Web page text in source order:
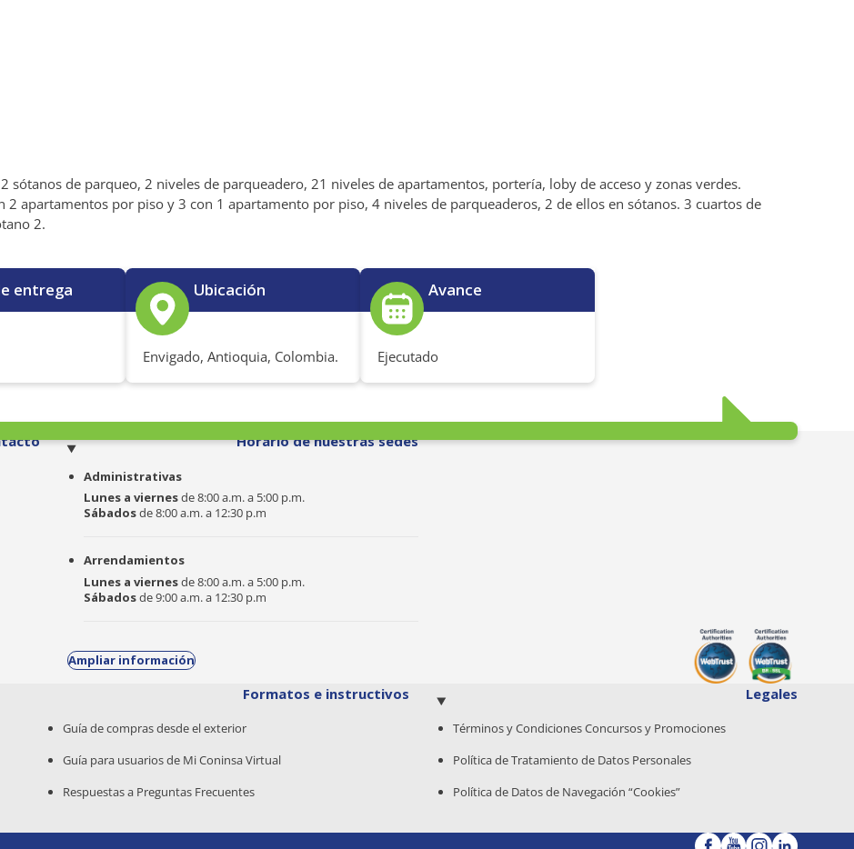
de parqueo, 2 niveles de parqueadero, 21 niveles de apartamentos, portería, loby de acceso y zonas verdes.
apartamentos por piso y 3 con 1 apartamento por piso, 4 niveles de parqueaderos, 2 de ellos en sótanos. 3 cuartos de
2.
entrega Ubicación
Envigado, Antioquia, Colombia.
Avance
Ejecutado
Horario de nuestras sedes
Administrativas
Lunes a viernesde 8:00 a.m. a 5:00 p.m.
Sábadosde 8:00 a.m. a 12:30 p.m
Arrendamientos
Lunes a viernesde 8:00 a.m. a 5:00 p.m.
Sábadosde 9:00 a.m. a 12:30 p.m
Ampliar información
Formatos e instructivos
Guía de compras desde el exterior
Guía para usuarios de Mi Coninsa Virtual
Respuestas a Preguntas Frecuentes
Legales
Términos y Condiciones Concursos y Promociones
Política de Tratamiento de Datos Personales
Política de Datos de Navegación “Cookies”